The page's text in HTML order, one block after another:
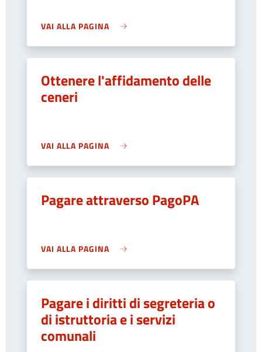
VAI ALLA PAGINA
Ottenere l'affidamento delle
ceneri
VAI ALLA PAGINA
Pagare attraverso PagoPA
VAI ALLA PAGINA
Pagare i diritti di segreteria o
di istruttoria e i servizi
comunali